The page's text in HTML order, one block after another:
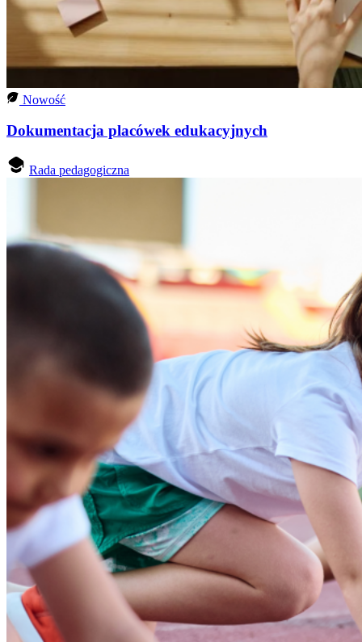
Nowość
Dokumentacja placówek edukacyjnych
Rada pedagogiczna